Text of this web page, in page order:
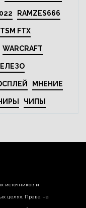
RAMZES666
TSM FTX
WARCRAFT
МНЕНИЕ
ЧИПЫ
источников и
целях. Права на